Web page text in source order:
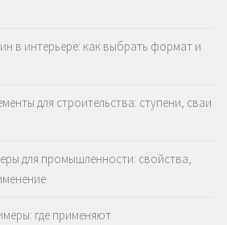
в интерьере: как выбрать формат и
для строительства: ступени, сваи
для промышленности: свойства,
где применяют